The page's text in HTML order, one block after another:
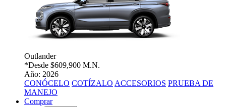
Outlander
*Desde $609,900 M.N.
Año: 2026
CONÓCELO COTÍZALO ACCESORIOS PRUEBA DE
MANEJO
Comprar